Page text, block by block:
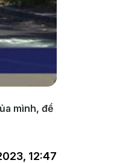
mình, để
12:47